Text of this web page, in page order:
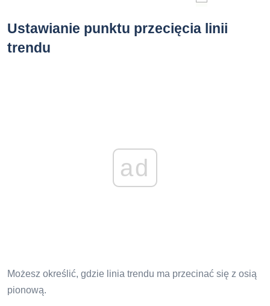
Ustawianie punktu przecięcia linii
trendu
ad
Możesz określić, gdzie linia trendu ma przecinać się z osią
pionową.